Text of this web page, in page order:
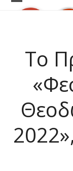
Skip
Open
Close
Το